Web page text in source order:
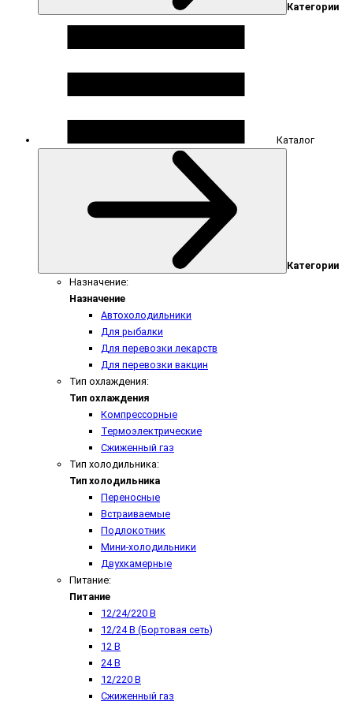
Категории
Каталог
Категории
Назначение:
Назначение
Автохолодильники
Для рыбалки
Для перевозки лекарств
Для перевозки вакцин
Тип охлаждения:
Тип охлаждения
Компрессорные
Термоэлектрические
Сжиженный газ
Тип холодильника:
Тип холодильника
Переносные
Встраиваемые
Подлокотник
Мини-холодильники
Двухкамерные
Питание:
Питание
12/24/220 В
12/24 В (Бортовая сеть)
12 В
24 В
12/220 В
Сжиженный газ